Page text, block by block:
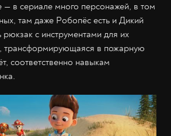
— в сериале много персонажей, в том
там даже Робопёс есть и Дикий
рюкзак с инструментами для их
трансформирующаяся в пожарную
соответственно навыкам